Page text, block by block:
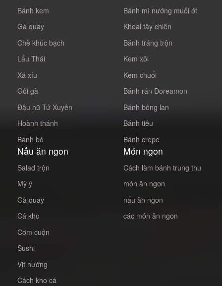
Bánh kem
Gà quay
Chè khúc bạch
Lẩu Thái
Xá xíu
Gỏi gà
Đậu hũ Tứ Xuyên
Hoành thánh
Bánh bò
Bánh mì nướng muối ớt
Khoai tây chiên
Bánh tráng trộn
Kem xôi
Kem chuối
Bánh rán Doreamon
Bánh bông lan
Bánh tiêu
Bánh crepe
Nấu ăn ngon
Salad trộn
Mỳ ý
Gà quay
Cá kho
Cơm cuộn
Sushi
Vịt nướng
Cách kho cá
Món ngon
Cách làm bánh trung thu
món ăn ngon
nấu ăn ngon
các món ăn ngon